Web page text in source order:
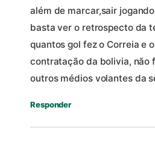
além de marcar,sair
basta ver o retrospecto da
quantos gol fez o Correia e
contratação da bolivia, não
outros médios volantes da
Responder